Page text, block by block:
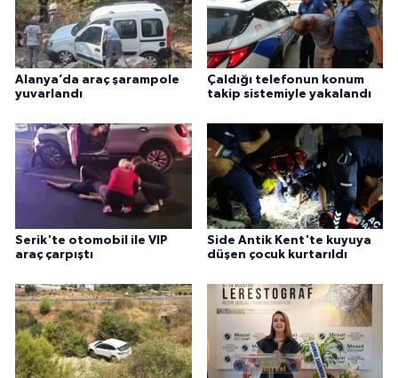
Alanya’da araç şarampole
yuvarlandı
Çaldığı telefonun konum
takip sistemiyle yakalandı
Serik'te otomobil ile VIP
araç çarpıştı
Side Antik Kent'te kuyuya
düşen çocuk kurtarıldı